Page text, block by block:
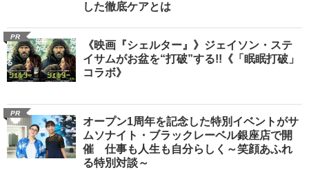
した徹底ケアとは
PR
《映画『シェルター』》ジェイソン・ステ
イサムがお盆を“打破”する!!《「眠眠打破」
コラボ》
PR
オープン1周年を記念した特別イベントがサ
ムソナイト・ブラックレーベル銀座店で開
催 仕事も人生も自分らしく～笑顔あふれ
る特別対談～